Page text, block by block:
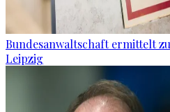
Bundesanwaltschaft ermittelt
Leipzig